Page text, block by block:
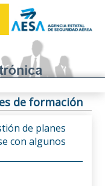
de formación
de planes
con algunos